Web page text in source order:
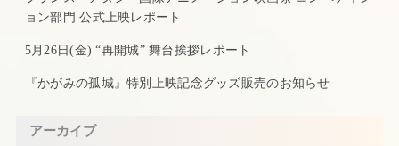
ョン部門 公式上映レポート
5月26日(金) “再開城” 舞台挨拶レポート
『かがみの孤城』特別上映記念グッズ販売のお知らせ
アーカイブ